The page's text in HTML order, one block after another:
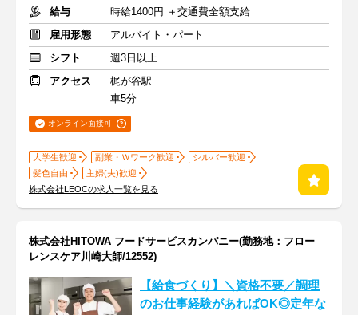
給与
時給1400円 ＋交通費全額支給
雇用形態
アルバイト・パート
シフト
週3日以上
アクセス
梶が谷駅
車5分
オンライン面接可
大学生歓迎 副業・Ｗワーク歓迎
シルバー歓迎
髪色自由
主婦(夫)歓迎
株式会社LEOCの求人一覧を見る
株式会社HITOWA フードサービスカンパニー(勤務地：フロー
レンスケア川崎大師/12552)
【給食づくり】＼資格不要／調理
のお仕事経験があればOK◎定年な